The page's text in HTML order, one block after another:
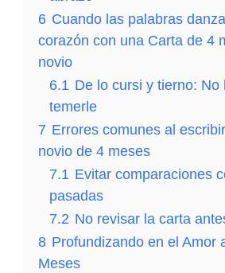
6 Cuando las palabras
corazón con una Carta de 4
novio
6.1 De lo cursi y tierno: No
temerle
7 Errores comunes al
novio de 4 meses
7.1 Evitar comparaciones
pasadas
7.2 No revisar la carta
8 Profundizando en el Amor
Meses